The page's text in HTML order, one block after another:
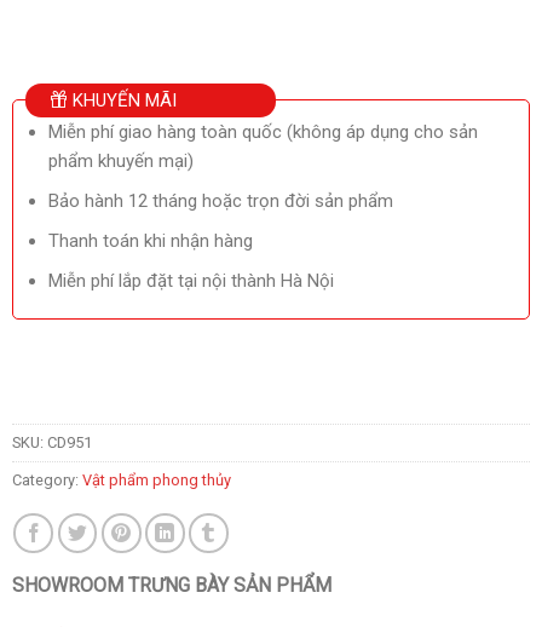
KHUYẾN MÃI
Miễn phí giao hàng toàn quốc (không áp dụng cho sản
phẩm khuyến mại)
Bảo hành 12 tháng hoặc trọn đời sản phẩm
Thanh toán khi nhận hàng
Miễn phí lắp đặt tại nội thành Hà Nội
SKU: CD951
Category: Vật phẩm phong thủy
SHOWROOM TRƯNG BÀY SẢN PHẨM